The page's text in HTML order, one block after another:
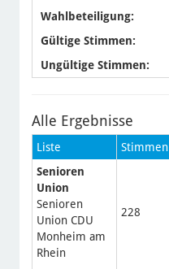
Wahlbeteiligung:
Gültige Stimmen:
Ungültige Stimmen:
Alle Ergebnisse
Liste Stimmen
Senioren
Union
Senioren
Union CDU
Monheim am
Rhein
228